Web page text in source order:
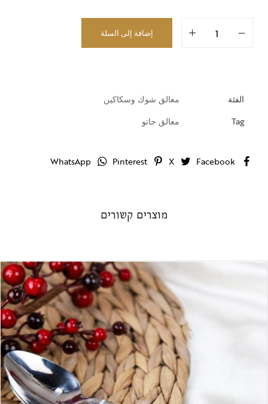
إضافة إلى السلة
الفئة
معالق شوك وسكاكين
Tag
معالق جاتو
Facebook
X
Pinterest
WhatsApp
מוצרים קשורים